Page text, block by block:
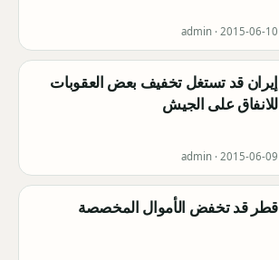
admin · 2015-06-10
إيران قد تستغل تخفيف بعض العقوبات
للانفاق على الجيش
admin · 2015-06-09
قطر قد تخفض الأموال المخصصة